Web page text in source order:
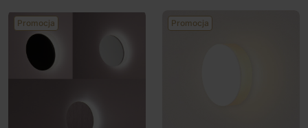
Promocja Promocja